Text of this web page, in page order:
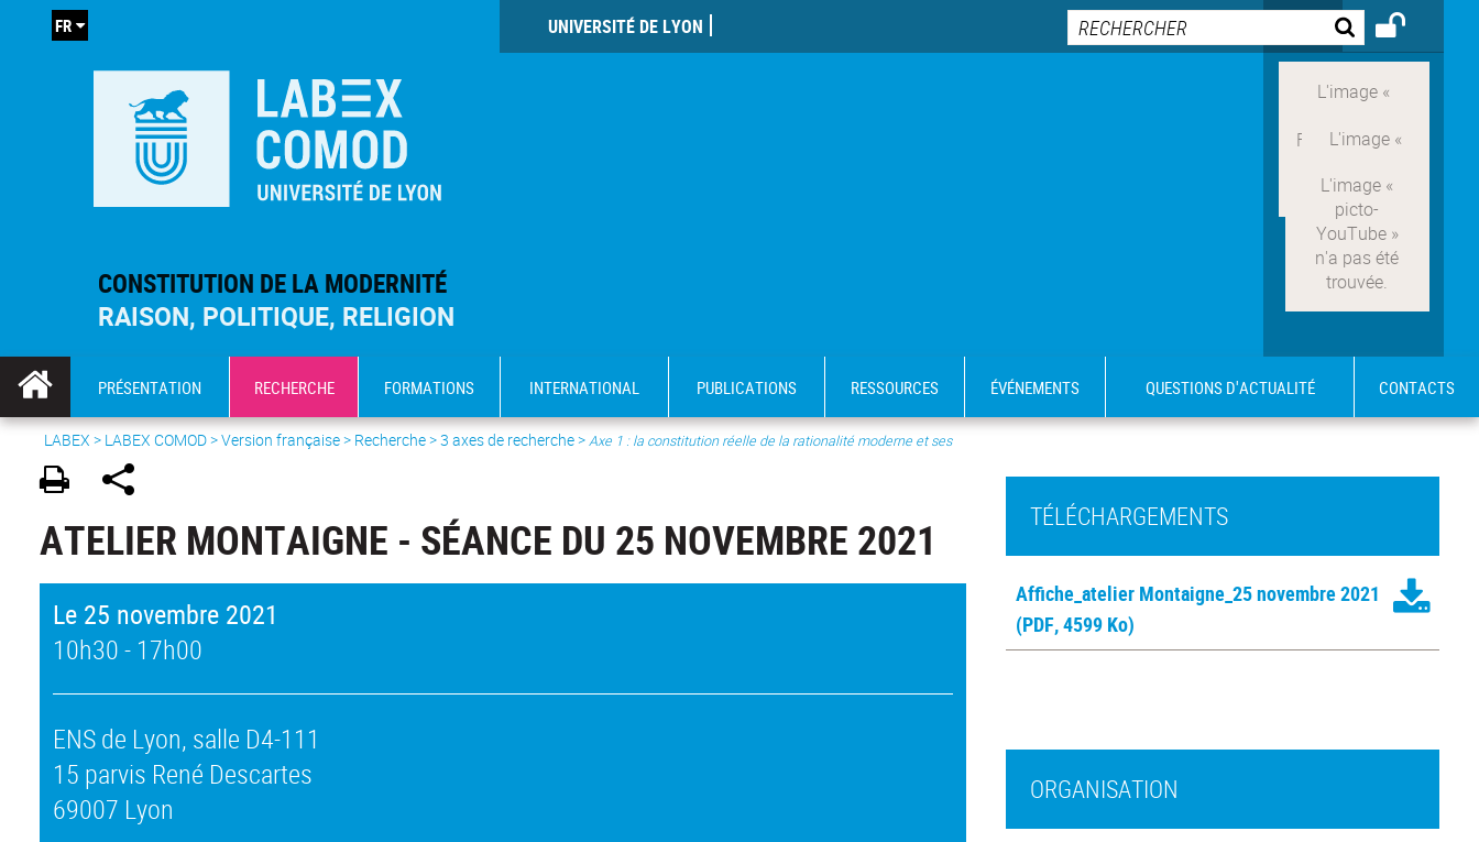
CONSTITUTION DE LA MODERNITÉ
RAISON, POLITIQUE, RELIGION
UNIVERSITÉ DE LYON
FR
PRÉSENTATION RECHERCHE FORMATIONS INTERNATIONAL PUBLICATIONS RESSOURCES ÉVÉNEMENTS QUESTIONS D'ACTUALITÉ CONTACTS
LABEX > LABEX COMOD>Version française> Recherche >3 axes de recherche>Axe 1 : la constitution réelle de la rationalité moderne et ses
ATELIER MONTAIGNE - SÉANCE DU 25 NOVEMBRE 2021
Le 25 novembre 2021
10h30 - 17h00
ENS de Lyon, salle D4-111
15 parvis René Descartes
69007 Lyon
TÉLÉCHARGEMENTS
Affiche_atelier Montaigne_25 novembre 2021
(PDF, 4599 Ko)
ORGANISATION